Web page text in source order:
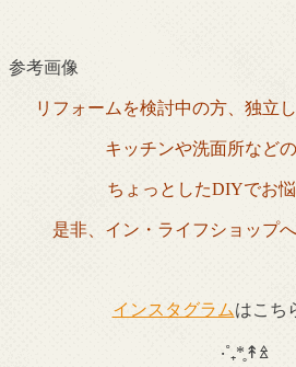
参考画像
リフォームを検討中の方、独立
キッチンや洗面所など
ちょっとしたDIYでお悩
是非、イン・ライフショップ
インスタグラムはこ
‧˚₊*̥↟ꊛ